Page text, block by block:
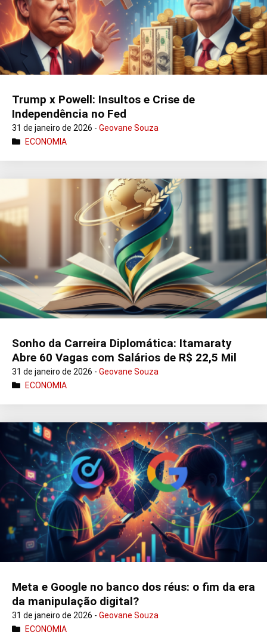
Trump x Powell: Insultos e Crise de
Independência no Fed
31 de janeiro de 2026 - Geovane Souza
ECONOMIA
Sonho da Carreira Diplomática: Itamaraty
Abre 60 Vagas com Salários de R$ 22,5 Mil
31 de janeiro de 2026 - Geovane Souza
ECONOMIA
Meta e Google no banco dos réus: o fim da era
da manipulação digital?
31 de janeiro de 2026 - Geovane Souza
ECONOMIA